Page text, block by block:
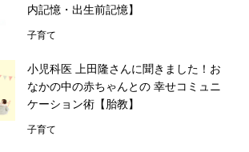
内記憶・出生前記憶】
子育て
小児科医 上田隆さんに聞きました！お
なかの中の赤ちゃんとの 幸せコミュニ
ケーション術【胎教】
子育て